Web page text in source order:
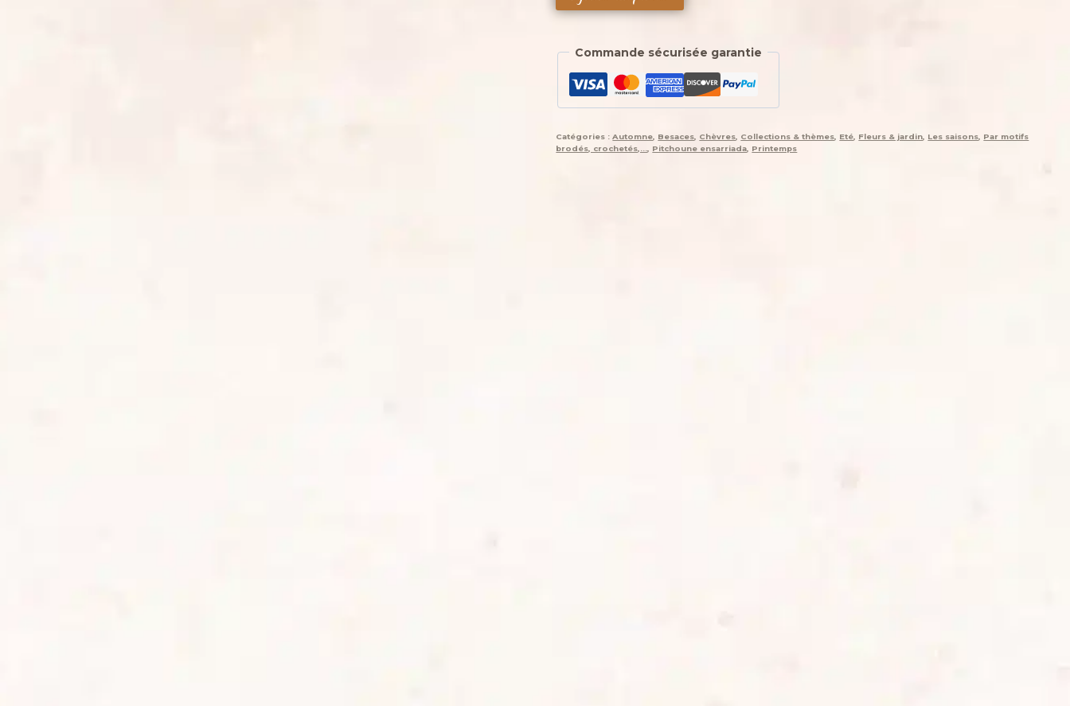
Pitchoune
“Ensarriada”
Gaïna,
serein
Commande sécurisée garantie
Catégories :Automne Besaces Chèvres Collections & thèmes Eté Fleurs & jardin Les saisons
Par motifs
brodés, crochetés,...
Pitchoune ensarriada Printemps